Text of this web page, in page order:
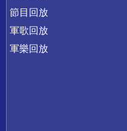
節目回放
軍歌回放
軍樂回放